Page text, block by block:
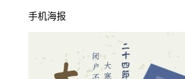
手机海报